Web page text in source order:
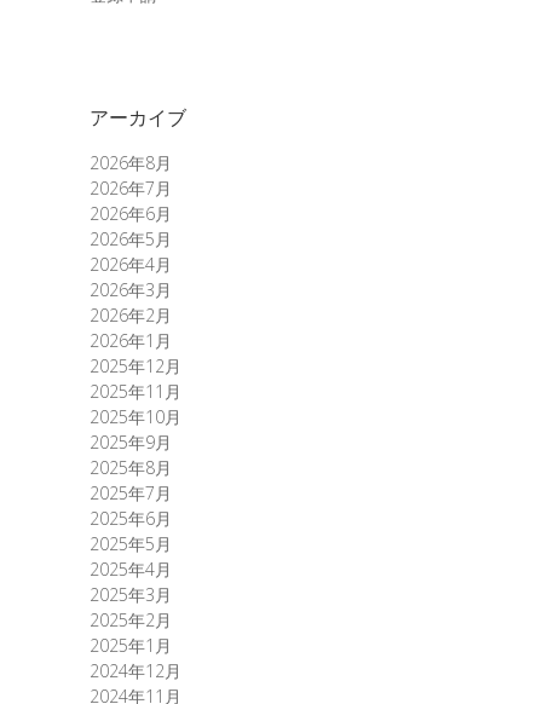
アーカイブ
2026年8月
2026年7月
2026年6月
2026年5月
2026年4月
2026年3月
2026年2月
2026年1月
2025年12月
2025年11月
2025年10月
2025年9月
2025年8月
2025年7月
2025年6月
2025年5月
2025年4月
2025年3月
2025年2月
2025年1月
2024年12月
2024年11月